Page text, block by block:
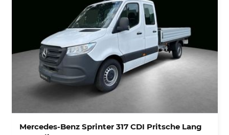
Mercedes-Benz Sprinter 317 CDI Pritsche Lang